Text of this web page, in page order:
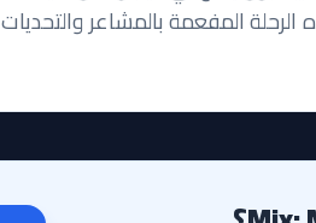
المفعمة بالمشاعر والتحديات